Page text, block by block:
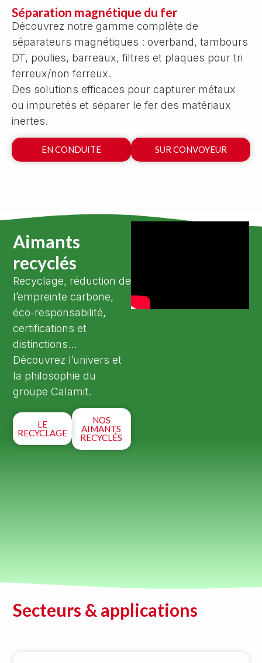
Séparation magnétique du fer
Découvrez notre gamme complète de
séparateurs magnétiques : overband, tambours
DT, poulies, barreaux, filtres et plaques pour tri
ferreux/non ferreux.
Des solutions efficaces pour capturer métaux
ou impuretés et séparer le fer des matériaux
inertes.
EN CONDUITE SUR CONVOYEUR
Aimants
recyclés
Recyclage, réduction de
l’empreinte carbone,
éco-responsabilité,
certifications et
distinctions…
Découvrez l’univers et
la philosophie du
groupe Calamit.
NOS
AIMANTS
RECYCLÉS
LE
RECYCLAGE
Secteurs & applications